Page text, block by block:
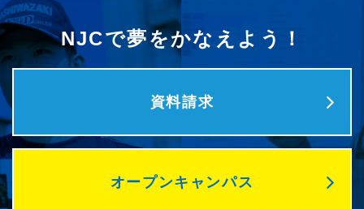
NJCで夢をかなえよう！
資料請求
オープンキャンパス